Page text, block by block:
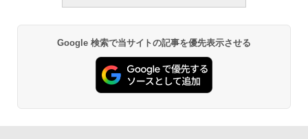
Google 検索で当サイトの記事を優先表示させる